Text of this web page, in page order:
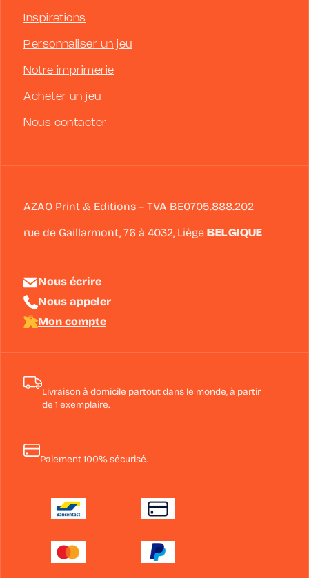
Inspirations
Personnaliser un jeu
Notre imprimerie
Acheter un jeu
Nous contacter
AZAO Print & Editions – TVA BE0705.888.202
rue de Gaillarmont, 76 à 4032, Liège BELGIQUE
Nous écrire
Nous appeler
Mon compte
Livraison à domicile partout dans le monde, à partir
de 1 exemplaire.
Paiement 100% sécurisé.